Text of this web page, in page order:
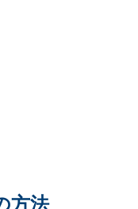
方法